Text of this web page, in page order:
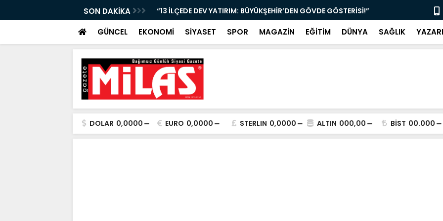
SON DAKİKA
KAYBETTİ, ŞARAMPOLE YUVARLANDI!” “13 İLÇEDE DEV YATIRIM: BÜYÜKŞEHİR’DEN GÖVDE GÖSTERİSİ!”
GÜNCEL EKONOMİ SİYASET SPOR MAGAZİN EĞİTİM DÜNYA SAĞLIK
DOLAR 0,0000 EURO 0,0000 STERLIN 0,0000 ALTIN 000,00 BİST 00.000